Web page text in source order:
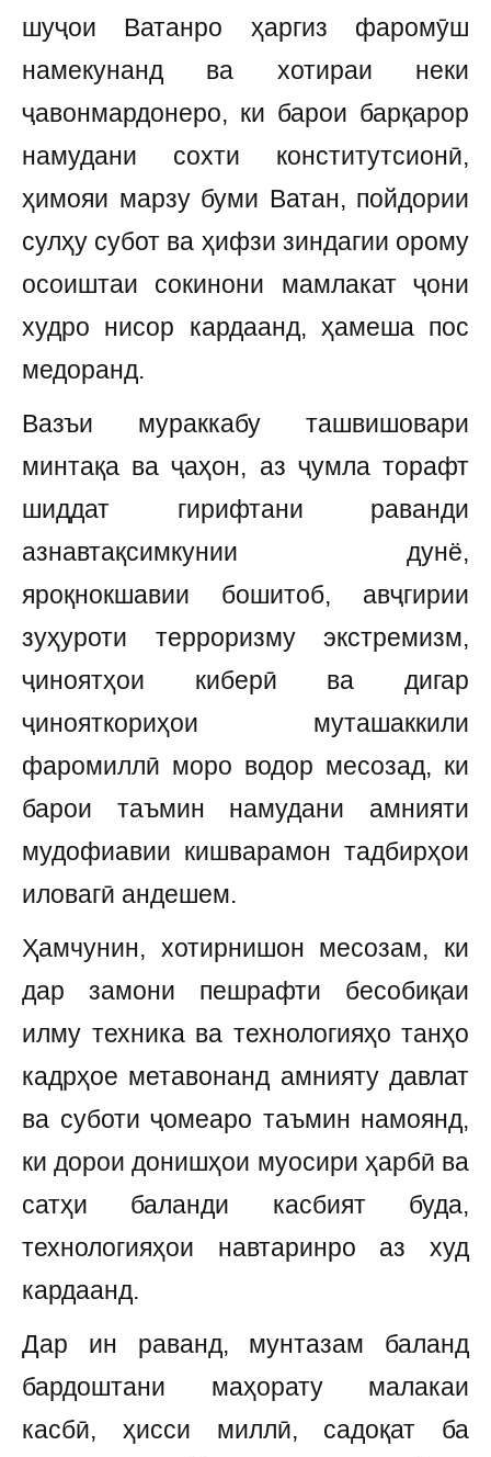
шуҷои Ватанро ҳаргиз фаромӯш
намекунанд ва хотираи неки
ҷавонмардонеро, ки барои барқарор
намудани сохти конститутсионӣ,
ҳимояи марзу буми Ватан, пойдории
сулҳу субот ва ҳифзи зиндагии орому
осоиштаи сокинони мамлакат ҷони
худро нисор кардаанд, ҳамеша пос
медоранд.
Вазъи мураккабу ташвишовари
минтақа ва ҷаҳон, аз ҷумла торафт
шиддат гирифтани раванди
азнавтақсимкунии дунё,
яроқнокшавии бошитоб, авҷгирии
зуҳуроти терроризму экстремизм,
ҷиноятҳои киберӣ ва дигар
ҷинояткориҳои муташаккили
фаромиллӣ моро водор месозад, ки
барои таъмин намудани амнияти
мудофиавии кишварамон тадбирҳои
иловагӣ андешем.
Ҳамчунин, хотирнишон месозам, ки
дар замони пешрафти бесобиқаи
илму техника ва технологияҳо танҳо
кадрҳое метавонанд амнияту давлат
ва суботи ҷомеаро таъмин намоянд,
ки дорои донишҳои муосири ҳарбӣ ва
сатҳи баланди касбият буда,
технологияҳои навтаринро аз худ
кардаанд.
Дар ин раванд, мунтазам баланд
бардоштани маҳорату малакаи
касбӣ, ҳисси миллӣ, садоқат ба